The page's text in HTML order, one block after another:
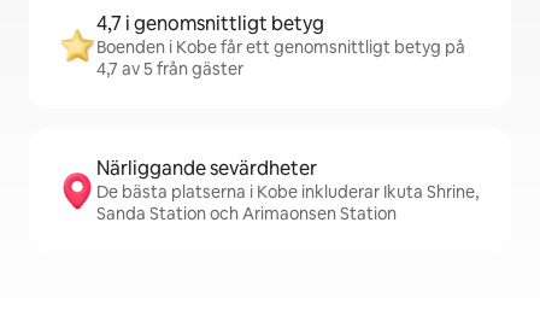
4,7 i genomsnittligt betyg
Boenden i Kobe får ett genomsnittligt betyg på
4,7 av 5 från gäster
Närliggande sevärdheter
De bästa platserna i Kobe inkluderar Ikuta Shrine,
Sanda Station och Arimaonsen Station